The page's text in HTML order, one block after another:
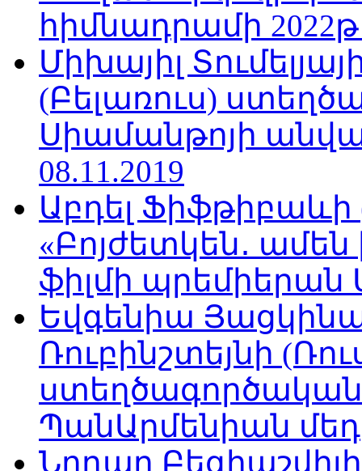
հիմնադրամի
Միխայիլ
(Բելառուս)
Սիամանթոյի
08.11.2019
Աբդել
«Բոյժետկեն․
ֆիլմի պրեմիերան
Եվգենիա
Ռուբինշտեյնի
ՊանԱրմենիան
Նոդար